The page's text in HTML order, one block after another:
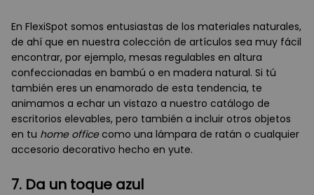
En FlexiSpot somos entusiastas de los materiales naturales,
de ahí que en nuestra colección de artículos sea muy fácil
encontrar, por ejemplo, mesas regulables en altura
confeccionadas en bambú o en madera natural. Si tú
también eres un enamorado de esta tendencia, te
animamos a echar un vistazo a nuestro catálogo de
escritorios elevables, pero también a incluir otros objetos
en tu home officecomo una lámpara de ratán o cualquier
accesorio decorativo hecho en yute.
7. Da un toque azul